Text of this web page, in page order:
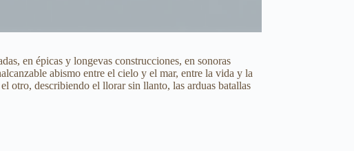
en épicas y longevas construcciones, en sonoras
abismo entre el cielo y el mar, entre la vida y la
otro, describiendo el llorar sin llanto, las arduas batallas